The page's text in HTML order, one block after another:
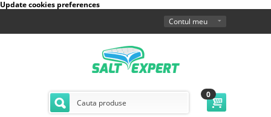
Update cookies preferences
Contul meu
0